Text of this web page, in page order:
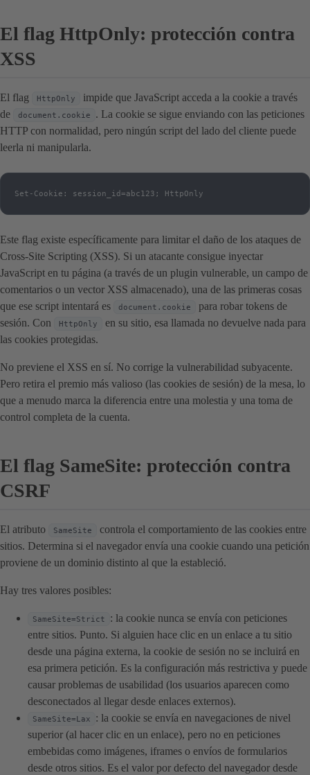
El flag HttpOnly: protección contra
XSS
El flag HttpOnly
impide que JavaScript acceda a la cookie a través
de
document.cookie
. La cookie se sigue enviando con las peticiones
HTTP con normalidad, pero ningún script del lado del cliente puede
leerla ni manipularla.
Set-Cookie: session_id=abc123; HttpOnly
Este flag existe específicamente para limitar el daño de los ataques de
Cross-Site Scripting (XSS). Si un atacante consigue inyectar
JavaScript en tu página (a través de un plugin vulnerable, un campo de
comentarios o un vector XSS almacenado), una de las primeras cosas
que ese script intentará es
document.cookie
para robar tokens de
sesión. Con
HttpOnly
en su sitio, esa llamada no devuelve nada para
las cookies protegidas.
No previene el XSS en sí. No corrige la vulnerabilidad subyacente.
Pero retira el premio más valioso (las cookies de sesión) de la mesa, lo
que a menudo marca la diferencia entre una molestia y una toma de
control completa de la cuenta.
El flag SameSite: protección contra
CSRF
El atributo SameSite
controla el comportamiento de las cookies entre
sitios. Determina si el navegador envía una cookie cuando una petición
proviene de un dominio distinto al que la estableció.
Hay tres valores posibles:
SameSite=Strict
: la cookie nunca se envía con peticiones
entre sitios. Punto. Si alguien hace clic en un enlace a tu sitio
desde una página externa, la cookie de sesión no se incluirá en
esa primera petición. Es la configuración más restrictiva y puede
causar problemas de usabilidad (los usuarios aparecen como
desconectados al llegar desde enlaces externos).
SameSite=Lax
: la cookie se envía en navegaciones de nivel
superior (al hacer clic en un enlace), pero no en peticiones
embebidas como imágenes, iframes o envíos de formularios
desde otros sitios. Es el valor por defecto del navegador desde